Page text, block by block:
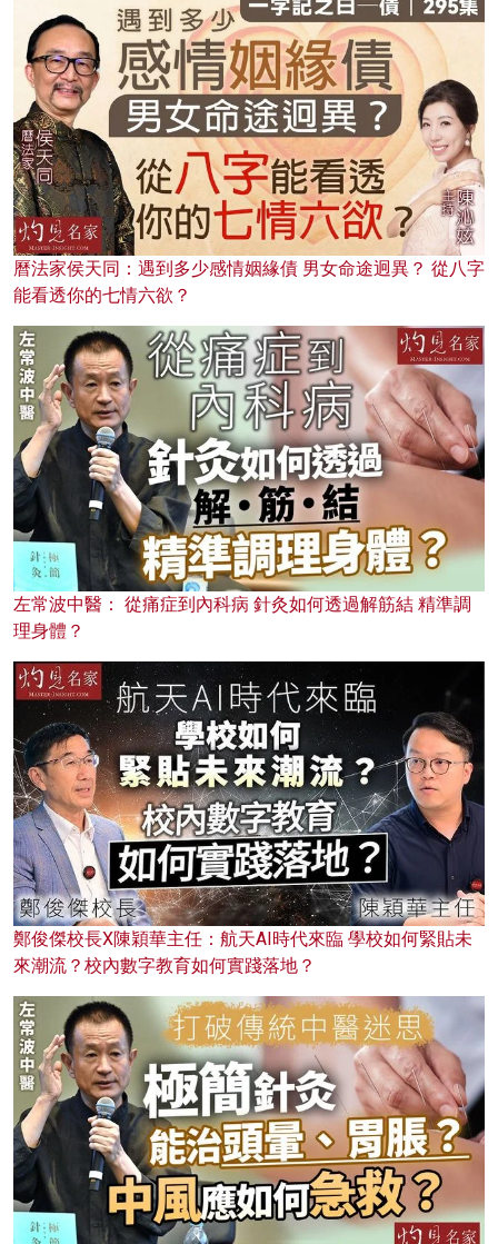
曆法家侯天同：遇到多少感情姻緣債 男女命途迥異？ 從八字
能看透你的七情六欲？
左常波中醫： 從痛症到內科病 針灸如何透過解筋結 精準調
理身體？
鄭俊傑校長X陳穎華主任：航天AI時代來臨 學校如何緊貼未
來潮流？校內數字教育如何實踐落地？